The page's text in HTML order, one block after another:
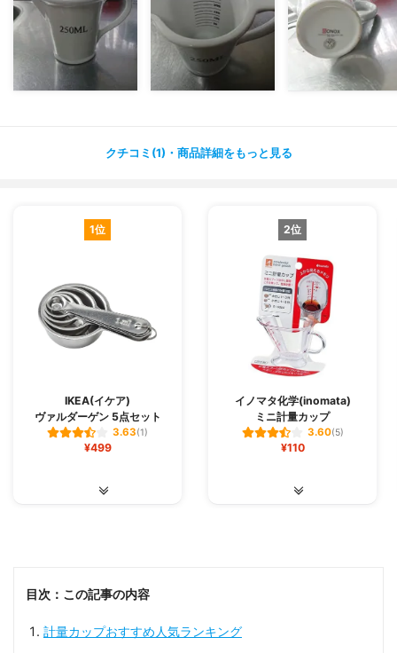
クチコミ(1)・商品詳細をもっと見る
1位
IKEA(イケア)
ヴァルダーゲン 5点セット
3.63(1)
¥499
2位
イノマタ化学(inomata)
ミニ計量カップ
3.60(5)
¥110
目次：この記事の内容
計量カップおすすめ人気ランキング